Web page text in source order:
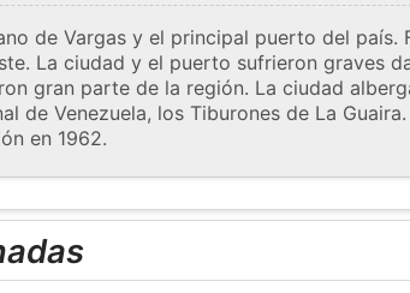
de Vargas y el principal puerto del país.
La ciudad y el puerto sufrieron graves
gran parte de la región. La ciudad
de Venezuela, los Tiburones de La
en 1962.